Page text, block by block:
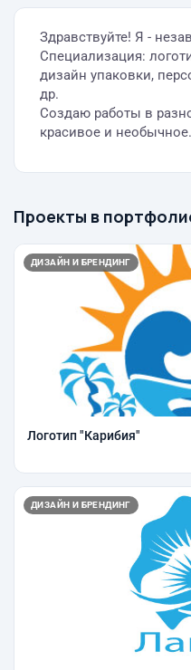
Здравствуйте! Я -
Специализация:
дизайн упаковки,
др.
Создаю работы в
красивое и
Проекты в
ДИЗАЙН И БРЕНДИНГ
Логотип "Карибия"
ДИЗАЙН И БРЕНДИНГ